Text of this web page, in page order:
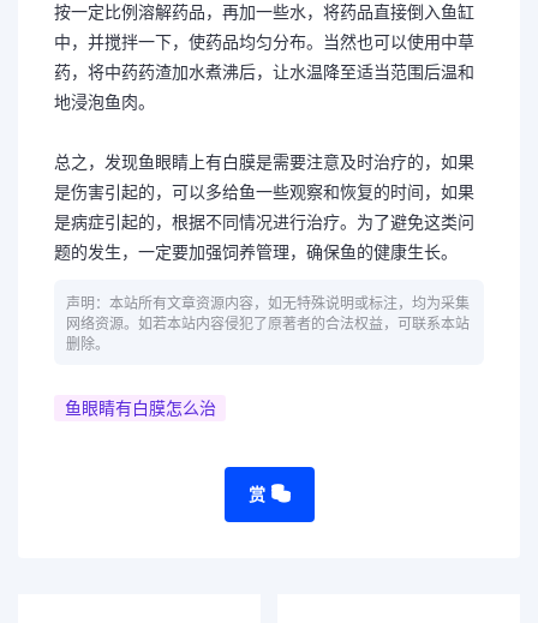
按一定比例溶解药品，再加一些水，将药品直接倒入鱼缸
中，并搅拌一下，使药品均匀分布。当然也可以使用中草
药，将中药药渣加水煮沸后，让水温降至适当范围后温和
地浸泡鱼肉。
总之，发现鱼眼睛上有白膜是需要注意及时治疗的，如果
是伤害引起的，可以多给鱼一些观察和恢复的时间，如果
是病症引起的，根据不同情况进行治疗。为了避免这类问
题的发生，一定要加强饲养管理，确保鱼的健康生长。
声明：本站所有文章资源内容，如无特殊说明或标注，均为采集
网络资源。如若本站内容侵犯了原著者的合法权益，可联系本站
删除。
鱼眼睛有白膜怎么治
赏